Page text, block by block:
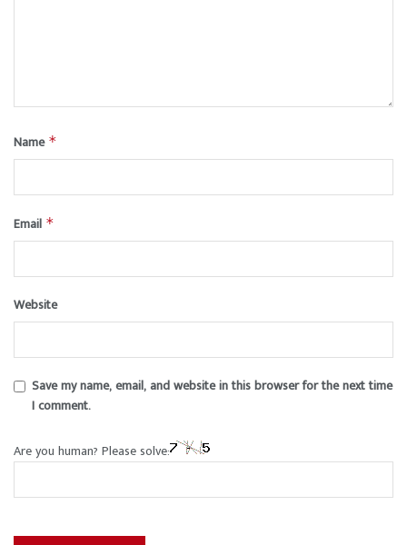
Name *
Email *
Website
Save my name, email, and website in this browser for the next time
I comment.
Are you human? Please solve: